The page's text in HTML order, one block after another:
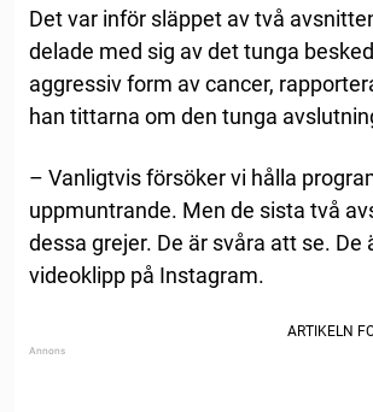
Det var inför släppet av två
delade med sig av det tunga
aggressiv form av cancer,
han tittarna om den tunga
– Vanligtvis försöker vi hålla
uppmuntrande. Men de sista två
dessa grejer. De är svåra att se.
videoklipp på Instagram.